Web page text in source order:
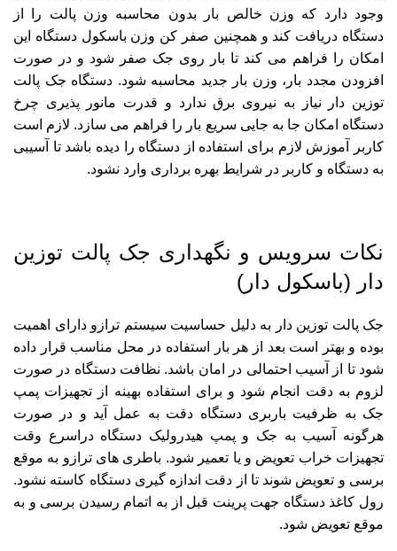
وجود دارد که وزن خالص بار بدون محاسبه وزن پالت را از
دستگاه دریافت کند و همچنین صفر کن وزن باسکول دستگاه این
امکان را فراهم می کند تا بار روی جک صفر شود و در صورت
افزودن مجدد بار، وزن بار جدید محاسبه شود. دستگاه جک پالت
توزین دار نیاز به نیروی برق ندارد و قدرت مانور پذیری چرخ
دستگاه امکان جا به جایی سریع بار را فراهم می سازد. لازم است
کاربر آموزش لازم برای استفاده از دستگاه را دیده باشد تا آسیبی
به دستگاه و کاربر در شرایط بهره برداری وارد نشود.
نکات سرویس و نگهداری جک پالت توزین
دار (باسکول دار)
جک پالت توزین دار به دلیل حساسیت سیستم ترازو دارای اهمیت
بوده و بهتر است بعد از هر بار استفاده در محل مناسب قرار داده
شود تا از آسیب احتمالی در امان باشد. نظافت دستگاه در صورت
لزوم به دقت انجام شود و برای استفاده بهینه از تجهیزات پمپ
جک به ظرفیت باربری دستگاه دقت به عمل آید و در صورت
هرگونه آسیب به جک و پمپ هیدرولیک دستگاه دراسرع وقت
تجهیزات خراب تعویض و یا تعمیر شود. باطری های ترازو به موقع
برسی و تعویض شوند تا از دقت اندازه گیری دستگاه کاسته نشود.
رول کاغذ دستگاه جهت پرینت قبل از به اتمام رسیدن برسی و به
موقع تعویض شود.